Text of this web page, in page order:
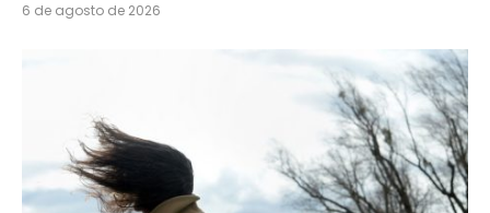
6 de agosto de 2026